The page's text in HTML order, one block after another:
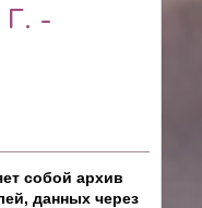
-
собой архив
данных через